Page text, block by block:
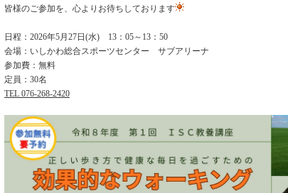
皆様のご参加を、心よりお待ちしております
日程：2026年5月27日(水) 13：05～13：50
会場：いしかわ総合スポーツセンター サブアリーナ
参加費：無料
定員：30名
TEL 076-268-2420